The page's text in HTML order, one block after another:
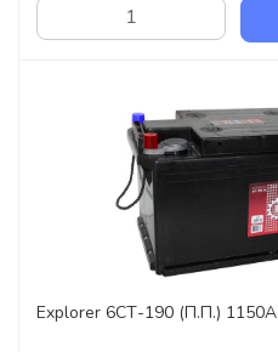
Explorer 6СТ-190 (П.П.) 1150А